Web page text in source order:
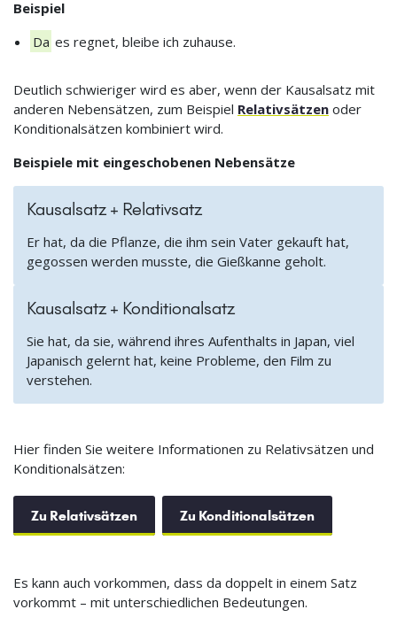
Beispiel
Da es regnet, bleibe ich zuhause.
Deutlich schwieriger wird es aber, wenn der Kausalsatz mit
anderen Nebensätzen, zum Beispiel Relativsätzen oder
Konditionalsätzen kombiniert wird.
Beispiele mit eingeschobenen Nebensätze
Kausalsatz + Relativsatz
Er hat, da die Pflanze, die ihm sein Vater gekauft hat,
gegossen werden musste, die Gießkanne geholt.
Kausalsatz + Konditionalsatz
Sie hat, da sie, während ihres Aufenthalts in Japan, viel
Japanisch gelernt hat, keine Probleme, den Film zu
verstehen.
Hier finden Sie weitere Informationen zu Relativsätzen und
Konditionalsätzen:
Zu Relativsätzen Zu Konditionalsätzen
Es kann auch vorkommen, dass da doppelt in einem Satz
vorkommt – mit unterschiedlichen Bedeutungen.